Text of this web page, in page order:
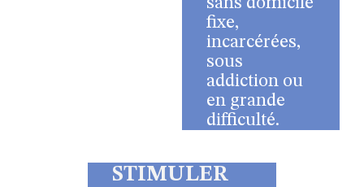
fixe,
incarcérées,
sous
addiction ou
en grande
difficulté.
STIMULER